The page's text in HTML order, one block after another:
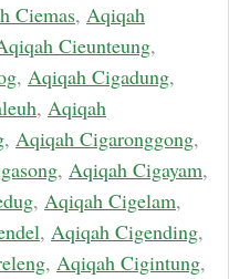
Ciemas, Aqiqah
Cieunteung,
, Aqiqah Cigadung,
, Aqiqah
, Aqiqah Cigaronggong,
, Aqiqah Cigayam,
, Aqiqah Cigelam,
, Aqiqah Cigending,
, Aqiqah Cigintung,